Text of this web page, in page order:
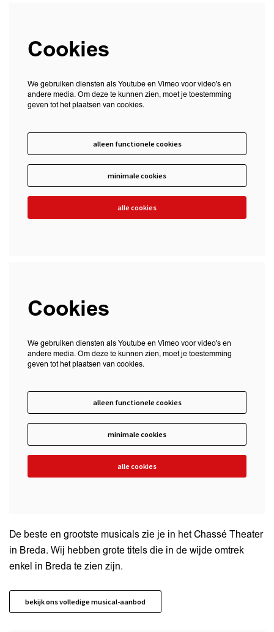
Cookies
We gebruiken diensten als Youtube en Vimeo voor video's en
andere media. Om deze te kunnen zien, moet je toestemming
geven tot het plaatsen van cookies.
alleen functionele cookies
minimale cookies
alle cookies
Cookies
We gebruiken diensten als Youtube en Vimeo voor video's en
andere media. Om deze te kunnen zien, moet je toestemming
geven tot het plaatsen van cookies.
alleen functionele cookies
minimale cookies
alle cookies
De beste en grootste musicals zie je in het Chassé Theater
in Breda. Wij hebben grote titels die in de wijde omtrek
enkel in Breda te zien zijn.
bekijk ons volledige musical-aanbod